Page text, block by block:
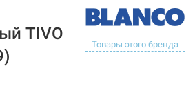
TIVO
Товары этого бренда